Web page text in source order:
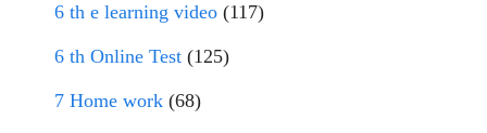
6 th e learning video (117)
6 th Online Test (125)
7 Home work (68)